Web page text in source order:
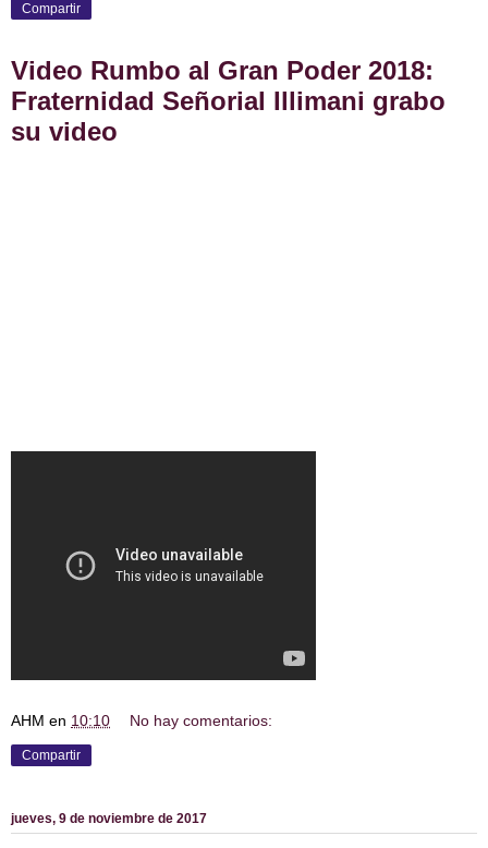
Compartir
Video Rumbo al Gran Poder 2018:
Fraternidad Señorial Illimani grabo
su video
AHM en 10:10 No hay comentarios:
Compartir
jueves, 9 de noviembre de 2017